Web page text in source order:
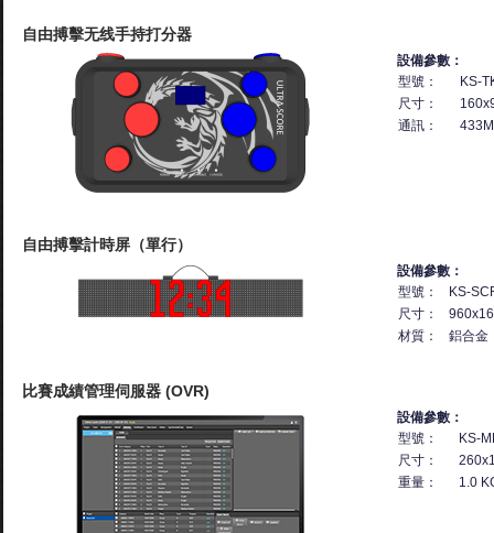
自由搏擊无线手持打分器
設備參數：
型號：
KS-
尺寸：
通訊：
自由搏擊計時屏（單行）
設備參數：
型號：
KS-
尺寸：
材質：
鋁合金
比賽成績管理伺服器 (OVR)
設備參數：
型號：
KS-
尺寸：
重量：
1.0